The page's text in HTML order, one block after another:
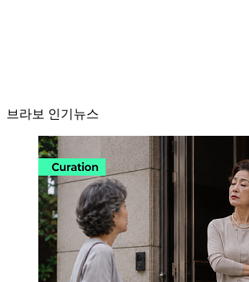
브라보 인기뉴스